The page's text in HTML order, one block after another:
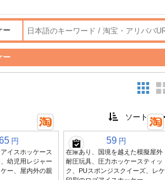
ー
円
イスホッケース
幼児用レジャー
ー、屋内外の親
59 円
在庫あり、国境を越えた模擬屋外
耐圧玩具、圧力ホッケースティッ
ク、PUスポンジスクイーズ、レケ